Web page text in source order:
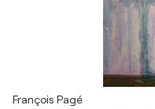
François Pagé